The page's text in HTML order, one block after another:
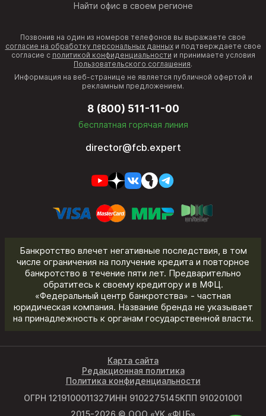
Найти офис в своем регионе
Позвонив на один из номеров телефонов вы выражаете свое
согласие на обработку персональных данныхи подтверждаете свое
согласие с политикой конфиденциальности и принимаете условия
Пользовательского соглашения.
Информация на веб-странице не является публичной офертой и
рекламным предложением.
8 (800) 511-11-00
бесплатная горячая линия
director@fcb.expert
Банкротство влечет негативные последствия, в том
числе ограничения на получение кредита и повторное
банкротство в течение пяти лет. Предварительно
обратитесь к своему кредитору и в МФЦ.
«Федеральный центр банкротства» - частная
юридическая компания. Название бренда не указывает
на принадлежность к органам государственной власти.
ОГРН 1219100011327ИНН 9102275145КПП 910201001
Карта сайта
Редакционная политика
Политика конфиденциальности